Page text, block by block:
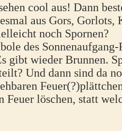
cool aus! Dann
aus Gors, Gorlots,
noch Spornen?
des Sonnenaufgang-
gibt wieder Brunnen.
Und dann sind da
Feuer löschen, statt